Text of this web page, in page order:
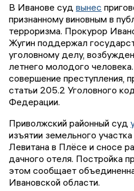
В Иванове суд вынес
признанному виновным в
терроризма. Прокурор
Жугин поддержал
уголовному делу,
летнего молодого
совершение преступления,
статьи 205.2 Уголовного
Федерации.
Приволжский районный суд
изъятии земельного
Левитана в Плёсе и сносе
дачного отеля. Постройка
этом сообщает
Ивановской области.